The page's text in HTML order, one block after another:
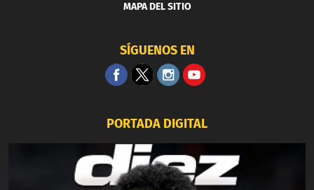
MAPA DEL SITIO
SÍGUENOS EN
PORTADA DIGITAL